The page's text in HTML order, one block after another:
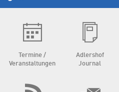
Termine /
Veranstaltungen
Adlershof
Journal